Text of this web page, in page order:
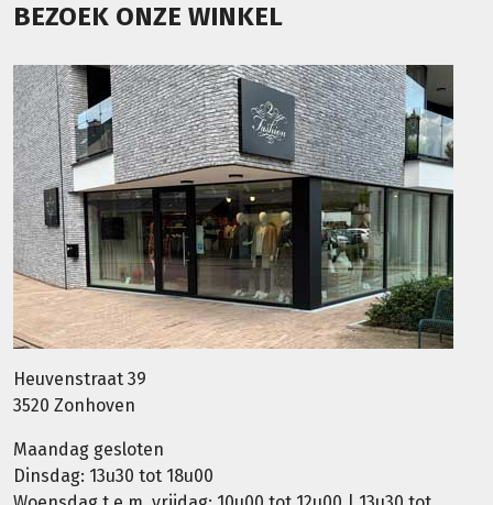
BEZOEK ONZE WINKEL
Heuvenstraat 39
3520 Zonhoven
Maandag gesloten
Dinsdag: 13u30 tot 18u00